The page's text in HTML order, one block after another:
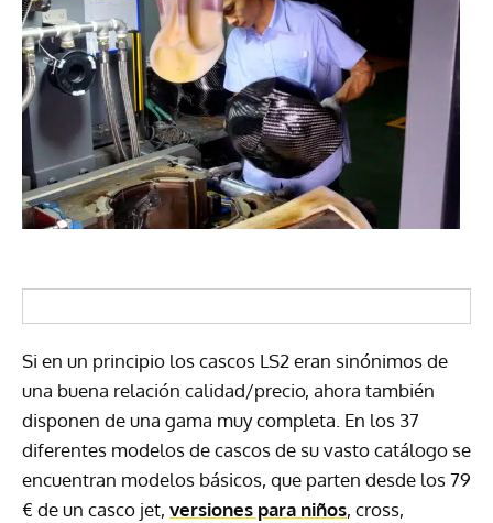
Si en un principio los cascos LS2 eran sinónimos de
una buena relación calidad/precio, ahora también
disponen de una gama muy completa. En los 37
diferentes modelos de cascos de su vasto catálogo se
encuentran modelos básicos, que parten desde los 79
€ de un casco jet, versiones para niños, cross,